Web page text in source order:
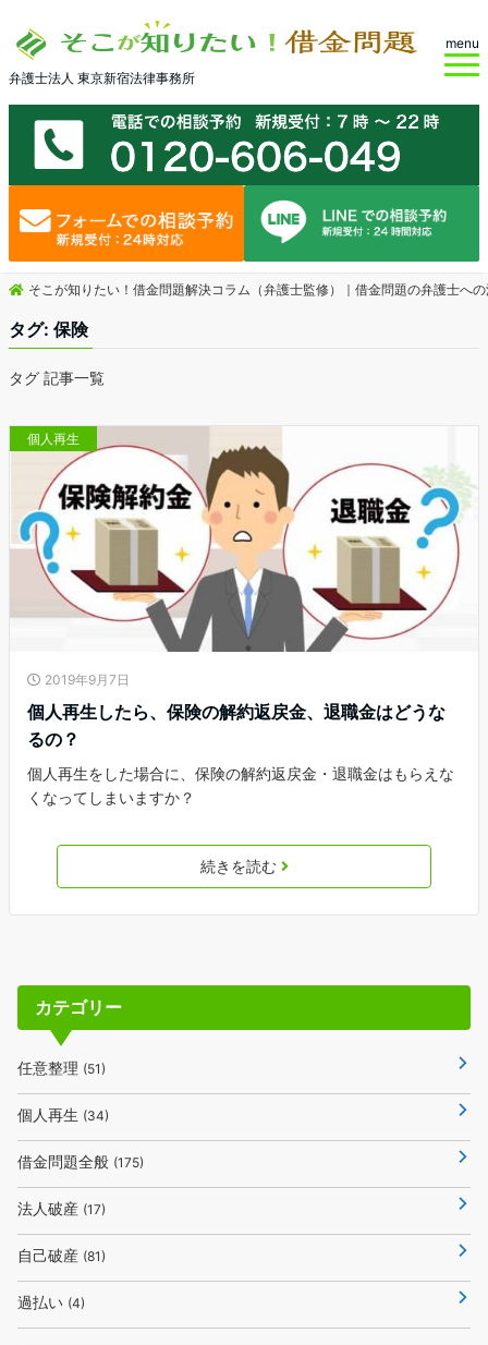
弁護士法人 東京新宿法律事務所
menu
そこが知りたい！借金問題解決コラム（弁護士監修）｜借金問題の弁護士へ
タグ: 保険
タグ 記事一覧
個人再生
2019年9月7日
個人再生したら、保険の解約返戻金、退職金はどうな
るの？
個人再生をした場合に、保険の解約返戻金・退職金はもらえな
くなってしまいますか？
続きを読む
カテゴリー
任意整理 (51)
個人再生 (34)
借金問題全般 (175)
法人破産 (17)
自己破産 (81)
過払い (4)